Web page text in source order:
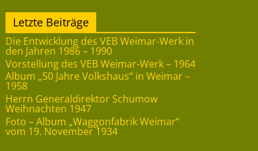
Letzte Beiträge
Die Entwicklung des VEB Weimar-Werk in
den Jahren 1986 – 1990
Vorstellung des VEB Weimar-Werk – 1964
Album „50 Jahre Volkshaus“ in Weimar –
1958
Herrn Generaldirektor Schumow
Weihnachten 1947
Foto – Album „Waggonfabrik Weimar“
vom 19. November 1934